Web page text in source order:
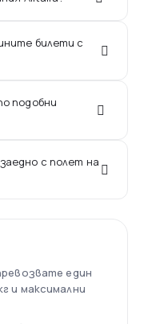
билети с
подобни
с полет на
един
и максимални